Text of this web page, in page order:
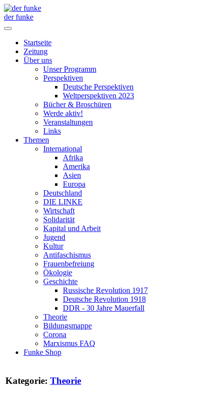
der funke
Startseite
Zeitung
Über uns
Unser Programm
Perspektiven
Deutsche Perspektiven
Weltperspektiven 2023
Bücher & Broschüren
Werde aktiv!
Veranstaltungen
Links
Themen
International
Afrika
Amerika
Asien
Europa
Deutschland
DIE LINKE
Wirtschaft
Solidarität
Kapital und Arbeit
Jugend
Kultur
Antifaschismus
Frauenbefreiung
Ökologie
Geschichte
Russische Revolution 1917
Deutsche Revolution 1918
DDR - 30 Jahre Mauerfall
Theorie
Bildungsmappe
Corona
Marxismus FAQ
Funke Shop
Kategorie: Theorie